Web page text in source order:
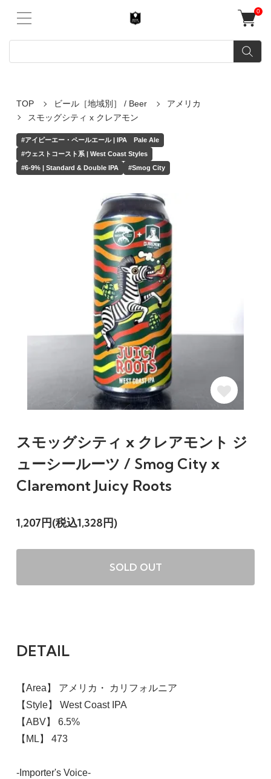
0
TOP ビール［地域別］ / Beer
アメリカ
スモッグシティ x クレアモン
#アイピーエー・ペールエール | IPA Pale Ale
#ウェストコースト系 | West Coast Styles
#6-9% | Standard & Double IPA
#Smog City
スモッグシティ x クレアモント ジ
ューシールーツ / Smog City x
Claremont Juicy Roots
1,207円(税込1,328円)
SOLD OUT
DETAIL
【Area】 アメリカ・ カリフォルニア
【Style】 West Coast IPA
【ABV】 6.5%
【ML】 473
-Importer's Voice-